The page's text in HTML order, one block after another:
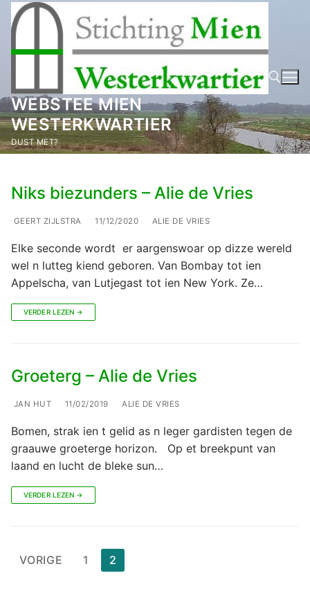
naar
inhoud
WEBSTEE MIEN
WESTERKWARTIER
DUST MET? Zoeken naar:
Niks biezunders – Alie de Vries
GEERT ZIJLSTRA 11/12/2020 ALIE DE VRIES
Elke seconde wordt er aargenswoar op dizze wereld
wel n lutteg kiend geboren. Van Bombay tot ien
Appelscha, van Lutjegast tot ien New York. Ze…
VERDER LEZEN →
Groeterg – Alie de Vries
JAN HUT 11/02/2019 ALIE DE VRIES
Bomen, strak ien t gelid as n leger gardisten tegen de
graauwe groeterge horizon. Op et breekpunt van
laand en lucht de bleke sun…
VERDER LEZEN →
Berichten
VORIGE 1 2